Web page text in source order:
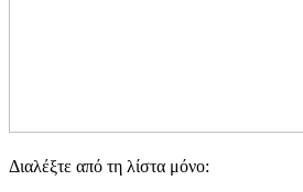
Διαλέξτε από τη λίστα μόνο: